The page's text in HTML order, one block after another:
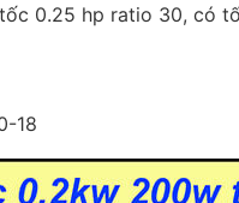
0.25 hp ratio 30, có
18